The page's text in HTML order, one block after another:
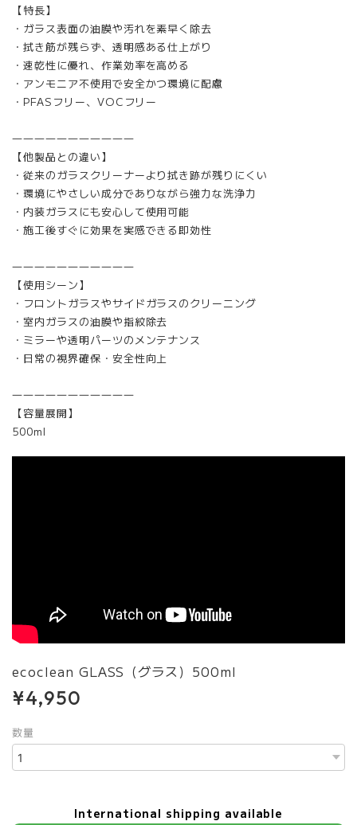
【特長】
・ガラス表面の油膜や汚れを素早く除去
・拭き筋が残らず、透明感ある仕上がり
・速乾性に優れ、作業効率を高める
・アンモニア不使用で安全かつ環境に配慮
・PFASフリー、VOCフリー
―――――――――――
【他製品との違い】
・従来のガラスクリーナーより拭き跡が残りにくい
・環境にやさしい成分でありながら強力な洗浄力
・内装ガラスにも安心して使用可能
・施工後すぐに効果を実感できる即効性
―――――――――――
【使用シーン】
・フロントガラスやサイドガラスのクリーニング
・室内ガラスの油膜や指紋除去
・ミラーや透明パーツのメンテナンス
・日常の視界確保・安全性向上
―――――――――――
【容量展開】
500ml
ecoclean GLASS（グラス）500ml
¥4,950
数量
International shipping available